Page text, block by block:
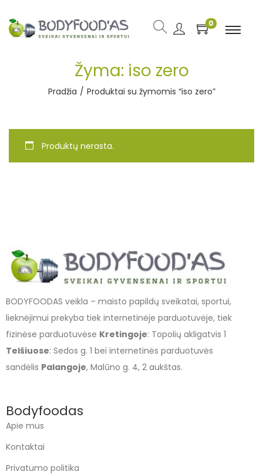
0
Žyma: iso zero
Pradžia / Produktai su žymomis “iso zero”
Produktų nerasta.
BODYFOODAS veikla – maisto papildų sveikatai, sportui,
lieknėjimui prekyba tiek internetinėje parduotuvėje, tiek
fizinėse parduotuvėse Kretingoje: Topolių akligatvis 1
Telšiuose: Sedos g. 1 bei internetinės parduotuvės
sandėlis Palangoje, Malūno g. 4, 2 aukštas.
Bodyfoodas
Apie mus
Kontaktai
Privatumo politika